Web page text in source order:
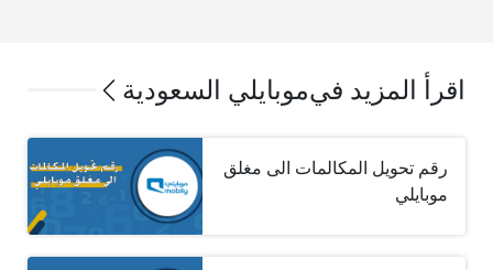
اقرأ المزيد فيموبايلي السعودية
رقم تحويل المكالمات الى مغلق
موبايلي